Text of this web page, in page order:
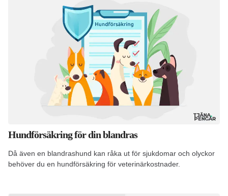
Hundförsäkring för din blandras
Då även en blandrashund kan råka ut för sjukdomar och olyckor
behöver du en hundförsäkring för veterinärkostnader.